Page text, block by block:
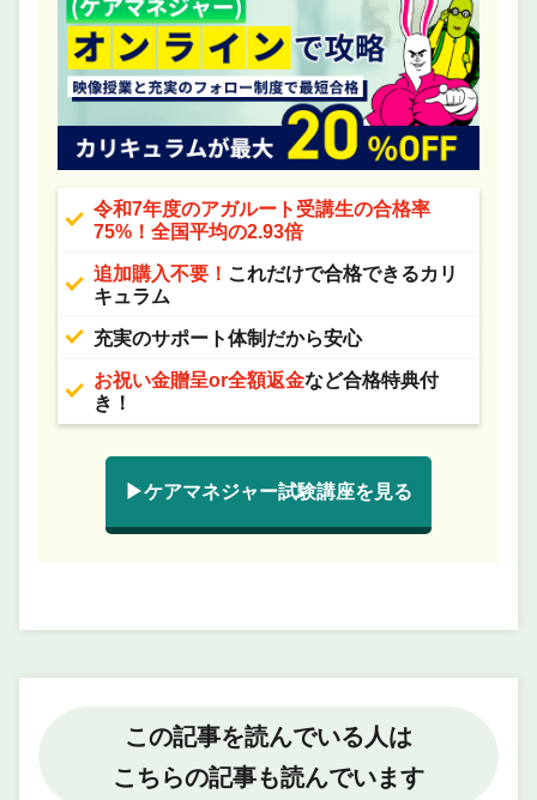
令和7年度のアガルート受講生の合格率
75%！全国平均の2.93倍
追加購入不要！ これだけで合格できるカリ
キュラム
充実のサポート体制だから安心
お祝い金贈呈or全額返金など合格特典付
き！
▶ケアマネジャー試験講座を見る
この記事を読んでいる人は
こちらの記事も読んでいます